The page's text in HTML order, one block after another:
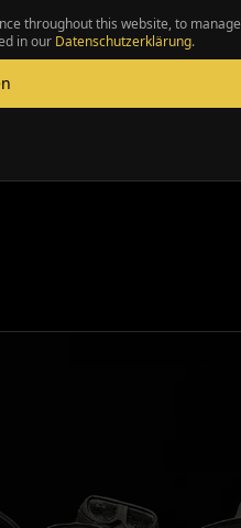
throughout this website, to manage
in our Datenschutzerklärung.